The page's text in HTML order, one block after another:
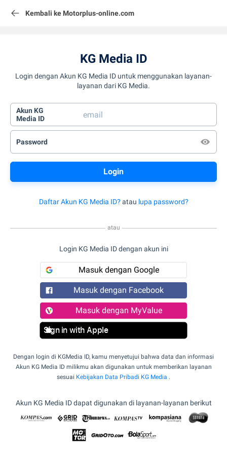
Kembali ke Motorplus-online.com
KG Media ID
Login dengan Akun KG Media ID untuk menggunakan layanan-
layanan dari KG Media.
Akun KG
Media ID
Password
Daftar Akun KG Media ID? atau lupa password?
atau
Login KG Media ID dengan akun ini
Masuk dengan Google
Masuk dengan Facebook
Masuk dengan MyValue
Sign in with Apple
Dengan login di KGMedia ID, kamu menyetujui bahwa data dan informasi
Akun KG Media ID milikmu akan digunakan untuk memberikan layanan
sesuai Kebijakan Data Pribadi KG Media .
Akun KG Media ID dapat digunakan di layanan-layanan berikut